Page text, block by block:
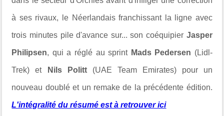
à ses rivaux, le Néerlandais franchissant la ligne avec
trois minutes pile d'avance sur... son coéquipier Jasper
Philipsen, qui a réglé au sprint Mads Pedersen (Lidl-
Trek) et Nils Politt(UAE Team Emirates) pour un
nouveau doublé et un remake de la précédente édition.
L'intégralité du résumé est à retrouver ici